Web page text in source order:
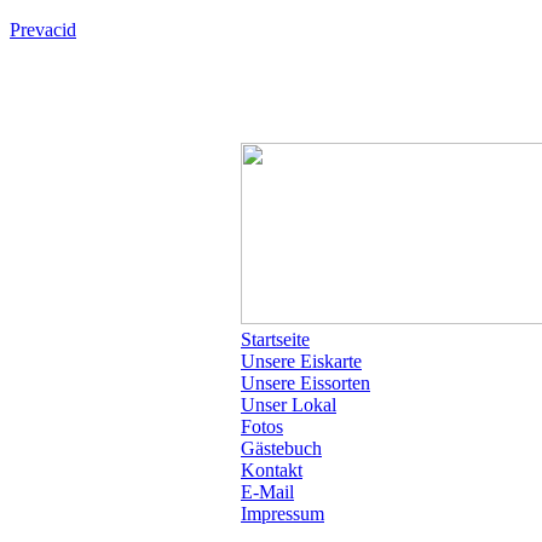
Prevacid
Startseite
Unsere Eiskarte
Unsere Eissorten
Unser Lokal
Fotos
Gästebuch
Kontakt
E-Mail
Impressum